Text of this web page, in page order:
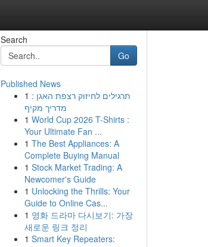
Search
Go
Published News
1 תרגילים לחיזוק רצפת האגן :
מדריך מקיף
1 World Cup 2026 T-Shirts :
Your Ultimate Fan ...
1 The Best Appliances: A
Complete Buying Manual
1 Stock Market Trading: A
Newcomer's Guide
1 Unlocking the Thrills: Your
Guide to Online Cas...
1 영화 드라마 다시보기: 가장
새로운 링크 정리
1 Smart Key Repeaters: